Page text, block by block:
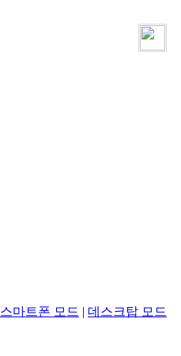
스마트폰 모드 | 데스크탑 모드